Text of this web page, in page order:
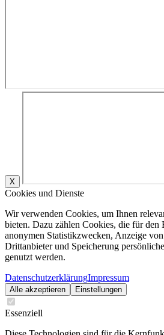
X
Cookies und Dienste
Wir verwenden Cookies, um Ihnen
bieten. Dazu zählen Cookies, die für den
anonymen Statistikzwecken, Anzeige
Drittanbieter und Speicherung
genutzt werden.
DatenschutzerklärungImpressum
Alle akzeptieren Einstellungen
Essenziell